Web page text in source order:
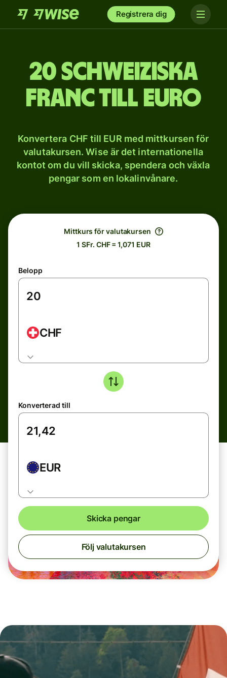
Registrera dig
20 schweiziska
franc till euro
Konvertera CHF till EUR med mittkursen för
valutakursen. Wise är det internationella
kontot om du vill skicka, spendera och växla
pengar som en lokalinvånare.
Mittkurs för valutakursen
1 SFr. CHF = 1,071 EUR
Belopp
CHF
Konverterad till
EUR
Skicka pengar
Följ valutakursen